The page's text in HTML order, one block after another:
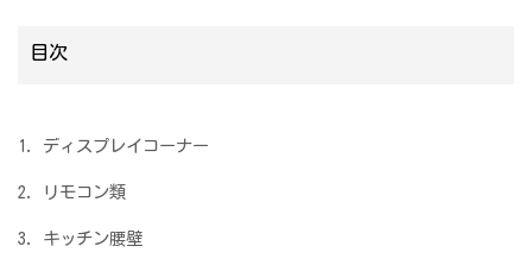
目次
1. ディスプレイコーナー
2. リモコン類
3. キッチン腰壁